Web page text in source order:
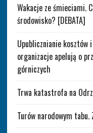
Wakacje ze śmieciami.
środowisko? [DEBATA]
Upublicznianie kosztów
organizacje apelują o
górniczych
Trwa katastrofa na
Turów narodowym